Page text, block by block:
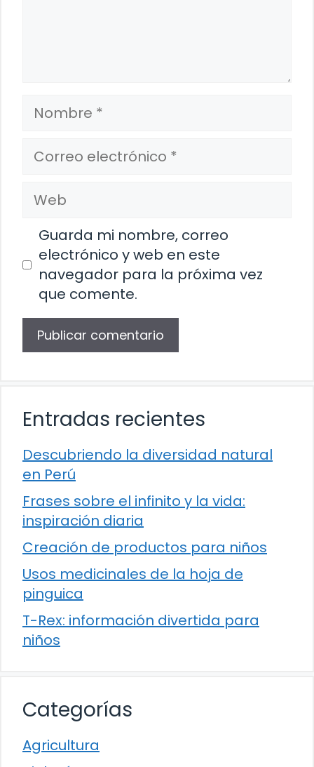
Nombre
Correo
electrónico
Web
Guarda mi nombre, correo
electrónico y web en este
navegador para la próxima vez
que comente.
Entradas recientes
Descubriendo la diversidad natural
en Perú
Frases sobre el infinito y la vida:
inspiración diaria
Creación de productos para niños
Usos medicinales de la hoja de
pinguica
T-Rex: información divertida para
niños
Categorías
Agricultura